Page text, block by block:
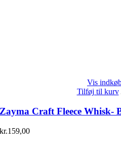
Vis
Tilføj til kurv
Zayma Craft Fleece Whisk-
kr.159,00